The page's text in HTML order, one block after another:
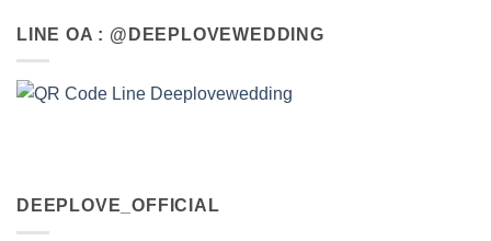
LINE OA : @DEEPLOVEWEDDING
DEEPLOVE_OFFICIAL